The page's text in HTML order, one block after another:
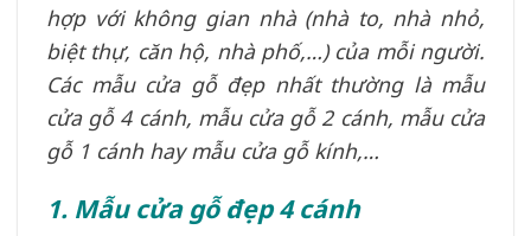
hợp với không gian nhà (nhà to, nhà nhỏ,
biệt thự, căn hộ, nhà phố,…) của mỗi người.
Các mẫu cửa gỗ đẹp nhất thường là mẫu
cửa gỗ 4 cánh, mẫu cửa gỗ 2 cánh, mẫu cửa
gỗ 1 cánh hay mẫu cửa gỗ kính,…
1. Mẫu cửa gỗ đẹp 4 cánh